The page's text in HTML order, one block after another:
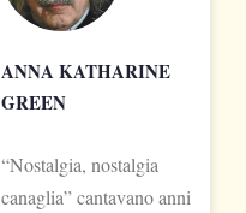
ANNA KATHARINE
GREEN
“Nostalgia, nostalgia
canaglia” cantavano anni